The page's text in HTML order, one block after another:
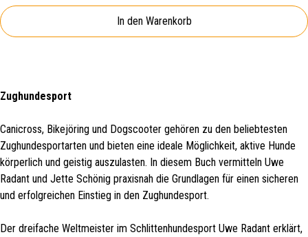
In den Warenkorb
Zughundesport
Canicross, Bikejöring und Dogscooter gehören zu den beliebtesten
Zughundesportarten und bieten eine ideale Möglichkeit, aktive Hunde
körperlich und geistig auszulasten. In diesem Buch vermitteln Uwe
Radant und Jette Schönig praxisnah die Grundlagen für einen sicheren
und erfolgreichen Einstieg in den Zughundesport.
Der dreifache Weltmeister im Schlittenhundesport Uwe Radant erklärt,